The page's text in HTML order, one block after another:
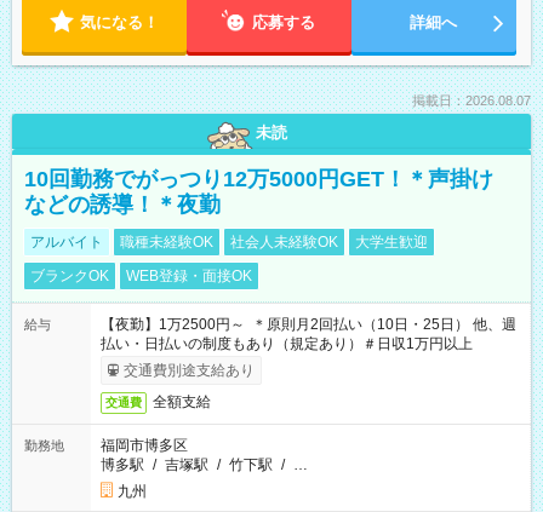
気になる！ 応募する 詳細へ
掲載日：2026.08.07
未読
10回勤務でがっつり12万5000円GET！＊声掛け
などの誘導！＊夜勤
アルバイト 職種未経験OK 社会人未経験OK
大学生歓迎
ブランクOK
WEB登録・面接OK
給与
【夜勤】1万2500円～ ＊原則月2回払い（10日・25日） 他、週
払い・日払いの制度もあり（規定あり）＃日収1万円以上
交通費別途支給あり
交通費 全額支給
勤務地
福岡市博多区
博多駅 / 吉塚駅 / 竹下駅 / …
九州